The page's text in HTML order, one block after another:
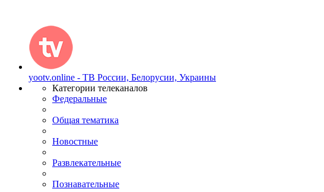
yootv.online - ТВ России, Белорусии, Украины
Категории телеканалов
Федеральные
Общая тематика
Новостные
Развлекательные
Познавательные